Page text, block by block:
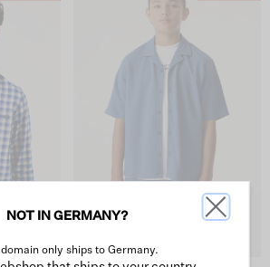
NOT IN GERMANY?
domain only ships to Germany.